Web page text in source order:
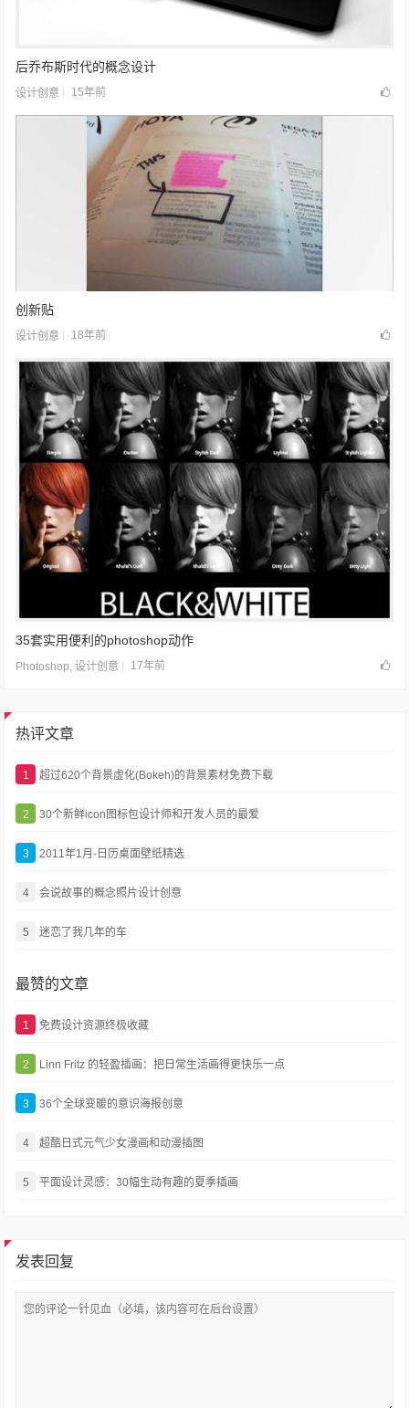
后乔布斯时代的概念设计
设计创意 15年前
创新贴
设计创意 18年前
35套实用便利的photoshop动作
Photoshop,设计创意 17年前
热评文章
1 超过620个背景虚化(Bokeh)的背景素材免费下载
2 30个新鲜icon图标包设计师和开发人员的最爱
3 2011年1月-日历桌面壁纸精选
4 会说故事的概念照片设计创意
5 迷恋了我几年的车
最赞的文章
1 免费设计资源终极收藏
2 Linn Fritz 的轻盈插画：把日常生活画得更快乐一点
3 36个全球变暖的意识海报创意
4 超酷日式元气少女漫画和动漫插图
5 平面设计灵感：30幅生动有趣的夏季插画
发表回复